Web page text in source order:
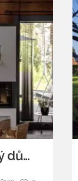
KONTIO Kivilahti - stylový dům ze dřeva